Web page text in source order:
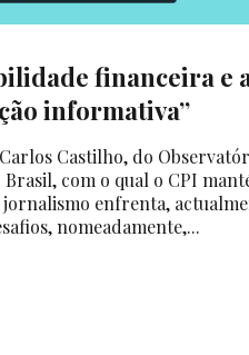
financeira e
informativa”
Castilho, do
com o qual o CPI
enfrenta,
nomeadamente,...